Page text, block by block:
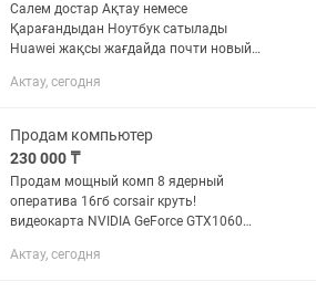
Салем достар Ақтау немесе
Қарағандыдан Ноутбук сатылады
Huawei жақсы жағдайда почти новый
дұрыс қолданылмады сабаққа алынды
Актау, сегодня
Продам компьютер
230 000 ₸
Продам мощный комп 8 ядерный
оператива 16гб corsair круть!
видеокарта NVIDIA GeForce GTX1060
корпус бомба только 1 корпус брал за
Актау, сегодня